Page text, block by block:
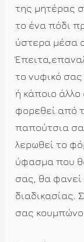
της μητέρας
το ένα πόδι
ύστερα μέσα
το νυφικό
ή κάποιο άλλο
φορεθεί από
παπούτσια
λερωθεί το
ύφασμα που
σας, θα
διαδικασίας.
σας